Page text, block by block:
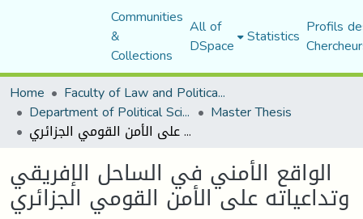
Communities
&
Collections
All of
DSpace Statistics Profils
Home
Faculty of Law and Political Science
Department of Political Sciences Master Thesis
الواقع الأمني في الساحل الإفريقي وتداعياته على الأمن القومي الجزائري
الواقع الأمني في الساحل الإفريقي
وتداعياته على الأمن القومي الجزائري